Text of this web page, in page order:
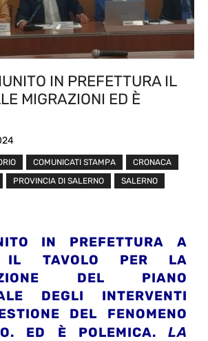
IN PREFETTURA IL
MIGRAZIONI ED È
COMUNICATI STAMPA
CRONACA
PROVINCIA DI SALERNO SALERNO
IN PREFETTURA A
IL TAVOLO PER LA
DEL PIANO
DEGLI INTERVENTI
DEL FENOMENO
ED È POLEMICA. LA